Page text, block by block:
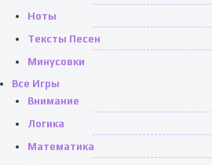
Ноты
Тексты Песен
Минусовки
Все Игры
Внимание
Логика
Математика